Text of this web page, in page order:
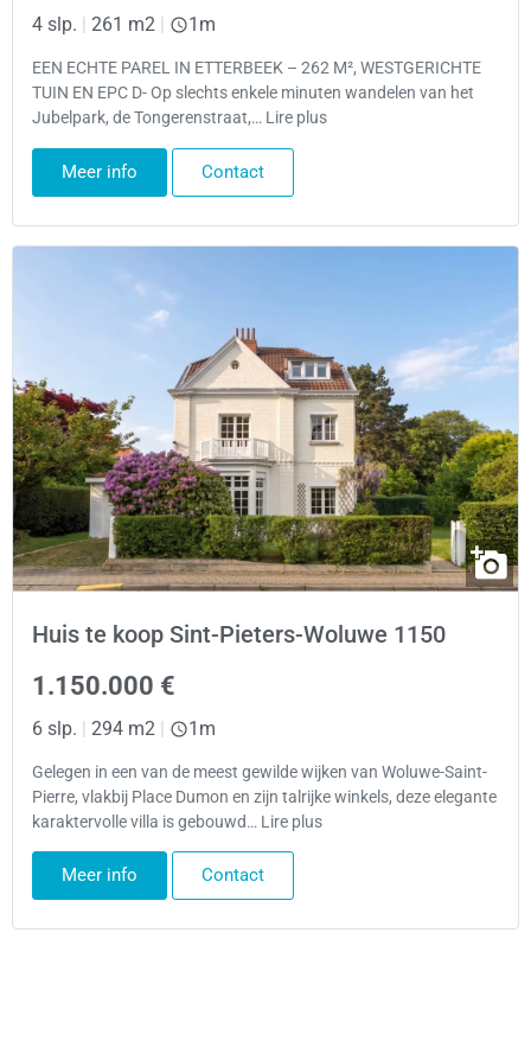
4 slp. | 261 m2 | 1m
EEN ECHTE PAREL IN ETTERBEEK – 262 M², WESTGERICHTE
TUIN EN EPC D- Op slechts enkele minuten wandelen van het
Jubelpark, de Tongerenstraat,… Lire plus
Meer info Contact
Huis te koop Sint-Pieters-Woluwe 1150
1.150.000 €
6 slp. | 294 m2 | 1m
Gelegen in een van de meest gewilde wijken van Woluwe-Saint-
Pierre, vlakbij Place Dumon en zijn talrijke winkels, deze elegante
karaktervolle villa is gebouwd… Lire plus
Meer info Contact